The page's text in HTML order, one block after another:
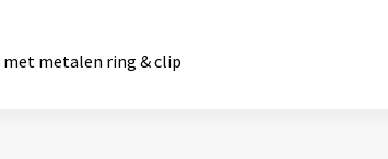
met metalen ring & clip